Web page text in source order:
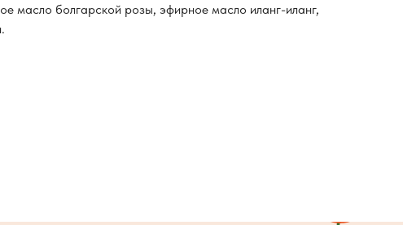
масло болгарской розы, эфирное масло иланг-иланг,